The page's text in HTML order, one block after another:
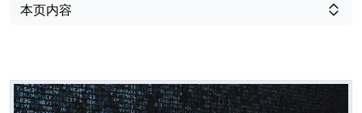
本页内容